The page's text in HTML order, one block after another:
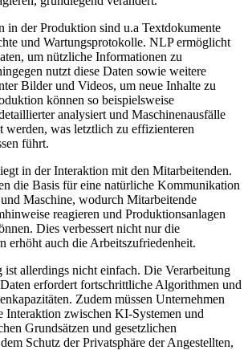
in der Produktion sind u.a Textdokumente
und Wartungsprotokolle. NLP ermöglicht
um nützliche Informationen zu
nutzt diese Daten sowie weitere
Bilder und Videos, um neue Inhalte zu
können so beispielsweise
analysiert und Maschinenausfälle
werden, was letztlich zu effizienteren
führt.
in der Interaktion mit den Mitarbeitenden.
die Basis für eine natürliche Kommunikation
Maschine, wodurch Mitarbeitende
reagieren und Produktionsanlagen
Dies verbessert nicht nur die
erhöht auch die Arbeitszufriedenheit.
ist allerdings nicht einfach. Die Verarbeitung
erfordert fortschrittliche Algorithmen und
Zudem müssen Unternehmen
Interaktion zwischen KI-Systemen und
Grundsätzen und gesetzlichen
Schutz der Privatsphäre der Angestellten,